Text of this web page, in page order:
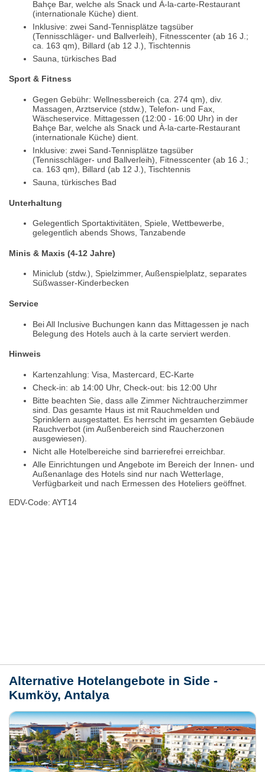
Bahçe Bar, welche als Snack und À-la-carte-Restaurant
(internationale Küche) dient.
Inklusive: zwei Sand-Tennisplätze tagsüber
(Tennisschläger- und Ballverleih), Fitnesscenter (ab 16 J.;
ca. 163 qm), Billard (ab 12 J.), Tischtennis
Sauna, türkisches Bad
Sport & Fitness
Gegen Gebühr: Wellnessbereich (ca. 274 qm), div.
Massagen, Arztservice (stdw.), Telefon- und Fax,
Wäscheservice. Mittagessen (12:00 - 16:00 Uhr) in der
Bahçe Bar, welche als Snack und À-la-carte-Restaurant
(internationale Küche) dient.
Inklusive: zwei Sand-Tennisplätze tagsüber
(Tennisschläger- und Ballverleih), Fitnesscenter (ab 16 J.;
ca. 163 qm), Billard (ab 12 J.), Tischtennis
Sauna, türkisches Bad
Unterhaltung
Gelegentlich Sportaktivitäten, Spiele, Wettbewerbe,
gelegentlich abends Shows, Tanzabende
Minis & Maxis (4-12 Jahre)
Miniclub (stdw.), Spielzimmer, Außenspielplatz, separates
Süßwasser-Kinderbecken
Service
Bei All Inclusive Buchungen kann das Mittagessen je nach
Belegung des Hotels auch à la carte serviert werden.
Hinweis
Kartenzahlung: Visa, Mastercard, EC-Karte
Check-in: ab 14:00 Uhr, Check-out: bis 12:00 Uhr
Bitte beachten Sie, dass alle Zimmer Nichtraucherzimmer
sind. Das gesamte Haus ist mit Rauchmelden und
Sprinklern ausgestattet. Es herrscht im gesamten Gebäude
Rauchverbot (im Außenbereich sind Raucherzonen
ausgewiesen).
Nicht alle Hotelbereiche sind barrierefrei erreichbar.
Alle Einrichtungen und Angebote im Bereich der Innen- und
Außenanlage des Hotels sind nur nach Wetterlage,
Verfügbarkeit und nach Ermessen des Hoteliers geöffnet.
EDV-Code: AYT14
Alternative Hotelangebote in Side -
Kumköy, Antalya